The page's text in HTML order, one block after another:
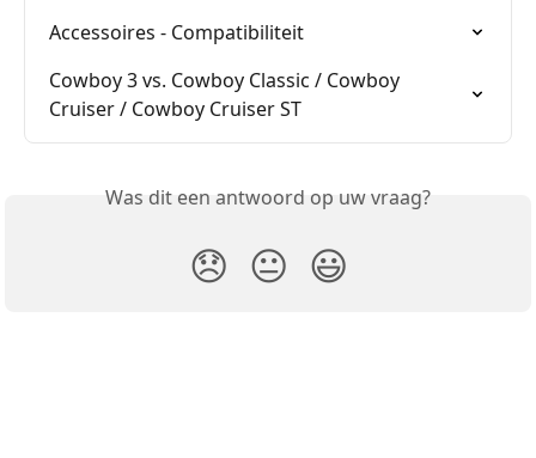
Accessoires - Compatibiliteit
Cowboy 3 vs. Cowboy Classic / Cowboy
Cruiser / Cowboy Cruiser ST
Was dit een antwoord op uw vraag?
😞 😐 😃